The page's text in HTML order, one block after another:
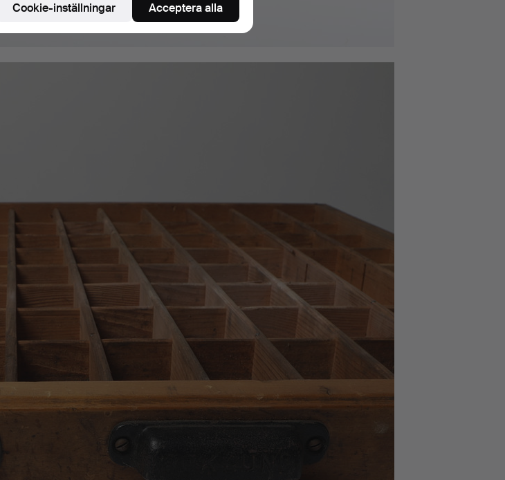
Cookie-inställningar Acceptera alla